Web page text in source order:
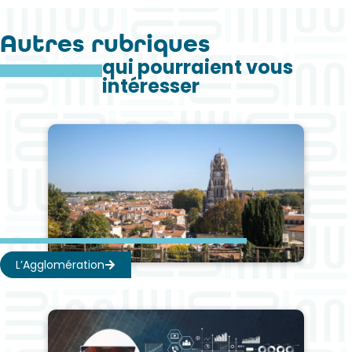
Autres rubriques
qui pourraient vous
intéresser
L’Agglomération